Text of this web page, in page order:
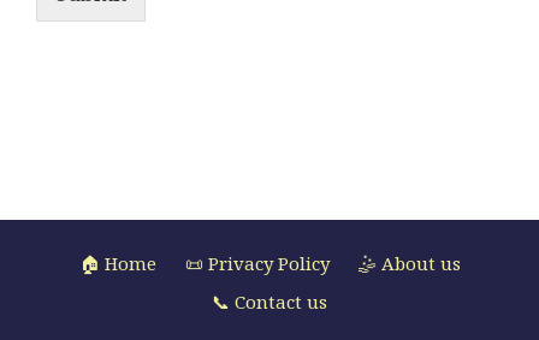
🏠 Home 📜 Privacy Policy
🤹 About us
📞 Contact us